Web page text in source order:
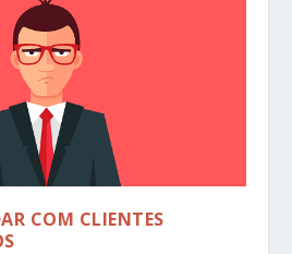
COM CLIENTES